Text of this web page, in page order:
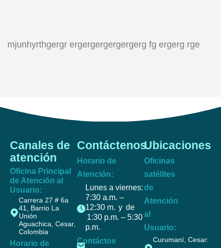
mjunhyrthgergr ergergergergergerg fg ergerg rge
Canales de
atención
Oficina Principal
de Atención al
Usuario:
Carrera 27 # 6a
41, Barrio La
Unión
Aguachica, Cesar,
Colombia
Horario de
Contáctenos
Horario de
Atención:
Lunes a viernes:
7:30 a.m. –
12:30 m. y de
1:30 p.m. – 5:30
p.m.
Contáctos
Ubicaciones
Oficinas
satélites
de
Atención
al
Usuario:
Curumaní, Cesar: